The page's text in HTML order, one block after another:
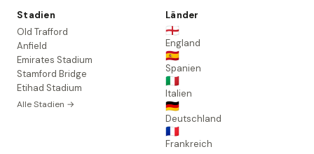
Stadien
Old Trafford
Anfield
Emirates Stadium
Stamford Bridge
Etihad Stadium
Alle Stadien →
Länder
🏴󠁧󠁢󠁥󠁮󠁧󠁿
England
🇪🇸
Spanien
🇮🇹
Italien
🇩🇪
Deutschland
🇫🇷
Frankreich